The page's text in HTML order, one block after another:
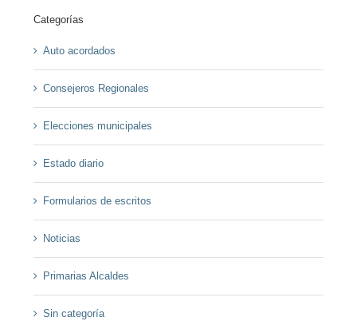
Categorías
Auto acordados
Consejeros Regionales
Elecciones municipales
Estado diario
Formularios de escritos
Noticias
Primarias Alcaldes
Sin categoría